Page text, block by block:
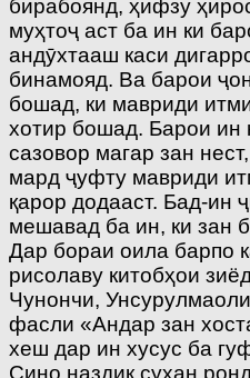
бирабоянд, ҳифзу
муҳтоҷ аст ба ин ки
андӯхтааш каси
бинамояд. Ва барои
бошад, ки мавриди
хотир бошад. Барои ин
сазовор магар зан
мард ҷуфту мавриди
қарор додааст. Бад-ин
мешавад ба ин, ки зан
Дар бораи оила барпо
рисолаву китобҳои
Чунончи,
фасли «Андар зан
хеш дар ин хусус ба
Сино наздик сухан